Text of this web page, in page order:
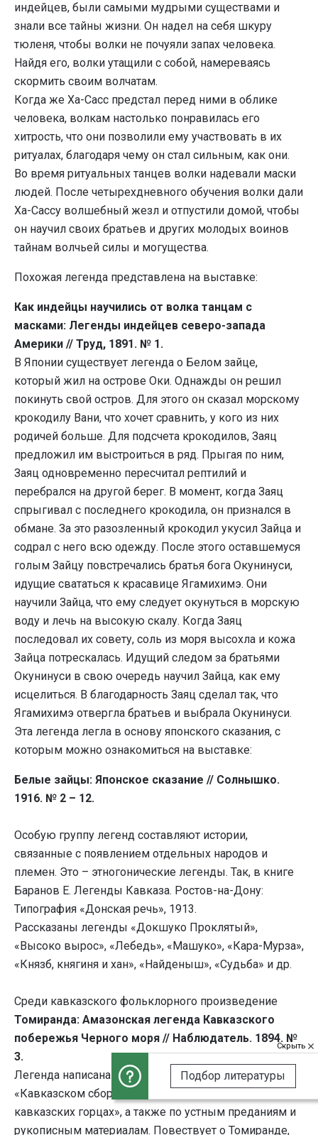
индейцев, были самыми мудрыми существами и
знали все тайны жизни. Он надел на себя шкуру
тюленя, чтобы волки не почуяли запах человека.
Найдя его, волки утащили с собой, намереваясь
скормить своим волчатам.
Когда же Ха-Сасс предстал перед ними в облике
человека, волкам настолько понравилась его
хитрость, что они позволили ему участвовать в их
ритуалах, благодаря чему он стал сильным, как они.
Во время ритуальных танцев волки надевали маски
людей. После четырехдневного обучения волки дали
Ха-Сассу волшебный жезл и отпустили домой, чтобы
он научил своих братьев и других молодых воинов
тайнам волчьей силы и могущества.
Похожая легенда представлена на выставке:
Как индейцы научились от волка танцам с
масками: Легенды индейцев северо-запада
Америки // Труд, 1891. № 1.
В Японии существует легенда о Белом зайце,
который жил на острове Оки. Однажды он решил
покинуть свой остров. Для этого он сказал морскому
крокодилу Вани, что хочет сравнить, у кого из них
родичей больше. Для подсчета крокодилов, Заяц
предложил им выстроиться в ряд. Прыгая по ним,
Заяц одновременно пересчитал рептилий и
перебрался на другой берег. В момент, когда Заяц
спрыгивал с последнего крокодила, он признался в
обмане. За это разозленный крокодил укусил Зайца и
содрал с него всю одежду. После этого оставшемуся
голым Зайцу повстречались братья бога Окунинуси,
идущие свататься к красавице Ягамихимэ. Они
научили Зайца, что ему следует окунуться в морскую
воду и лечь на высокую скалу. Когда Заяц
последовал их совету, соль из моря высохла и кожа
Зайца потрескалась. Идущий следом за братьями
Окунинуси в свою очередь научил Зайца, как ему
исцелиться. В благодарность Заяц сделал так, что
Ягамихимэ отвергла братьев и выбрала Окунинуси.
Эта легенда легла в основу японского сказания, с
которым можно ознакомиться на выставке:
Белые зайцы: Японское сказание // Солнышко.
1916. № 2 – 12.
Особую группу легенд составляют истории,
связанные с появлением отдельных народов и
племен. Это – этногонические легенды. Так, в книге
Баранов Е. Легенды Кавказа. Ростов-на-Дону:
Типография «Донская речь», 1913.
Рассказаны легенды «Докшуко Проклятый»,
«Высоко вырос», «Лебедь», «Машуко», «Кара-Мурза»,
«Князб, княгиня и хан», «Найденыш», «Судьба» и др.
Среди кавказского фольклорного произведение
Томиранда: Амазонская легенда Кавказского
побережья Черного моря // Наблюдатель. 1894. №
3.
Легенда написана по источникам, помещенным в
«Кавказском сборнике» и в «Сборнике сведений о
кавказских горцах», а также по устным преданиям и
рукописным материалам. Повествует о Томиранде,
Скрыть
Подбор литературы